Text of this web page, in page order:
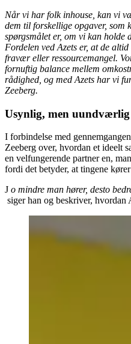
Når vi har folk inhouse, kan vi
dem til forskellige opgaver, som
spørgsmålet er, om vi kan holde
Fordelen ved Azets er, at de
fravær eller ressourcemangel.
fornuftig balance mellem
rådighed, og med Azets har vi
Zeeberg.
Usynlig, men
I forbindelse med
Zeeberg over, hvordan et ideelt
en velfungerende partner en,
fordi det betyder, at tingene
J o mindre man hører, desto
siger han og beskriver, hvordan